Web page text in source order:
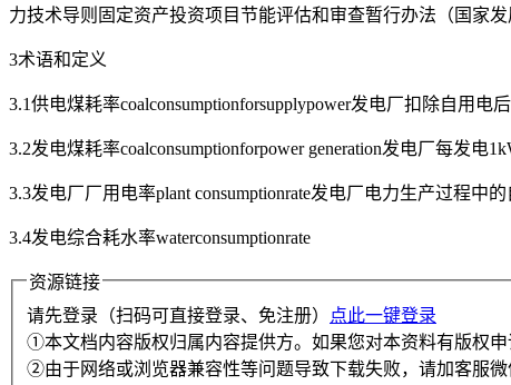
力技术导则固定资产投资项目节能评估和审查暂行办法（国家发
3术语和定义
3.1供电煤耗率coalconsumptionforsupplypower发电厂扣除自用
3.2发电煤耗率coalconsumptionforpower generation发电厂每发电
3.3发电厂厂用电率plant consumptionrate发电厂电力生产过程中
3.4发电综合耗水率waterconsumptionrate
资源链接
请先登录（扫码可直接登录、免注册）
点此一键登录
①本文档内容版权归属内容提供方。如果您对本资料有版权
②由于网络或浏览器兼容性等问题导致下载失败，请加客服微